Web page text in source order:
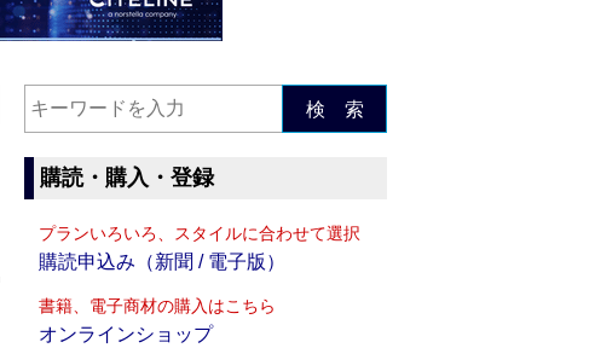
検 索
購読・購入・登録
プランいろいろ、スタイルに合わせて選択
購読申込み（新聞 / 電子版）
書籍、電子商材の購入はこちら
オンラインショップ